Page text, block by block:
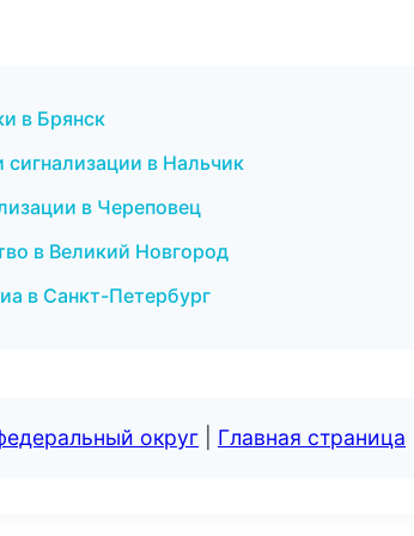
в Брянск
в Нальчик
в Череповец
в Великий Новгород
в Санкт-Петербург
округ Главная страница